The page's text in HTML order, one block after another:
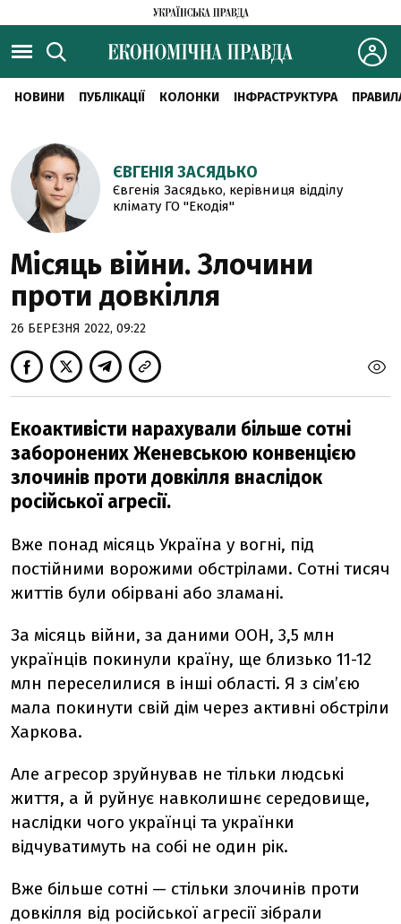
НОВИНИ ПУБЛІКАЦІЇ КОЛОНКИ ІНФРАСТРУКТУРА
ЄВГЕНІЯ ЗАСЯДЬКО
Євгенія Засядько, керівниця відділу
клімату ГО "Екодія"
Місяць війни. Злочини
проти довкілля
26 БЕРЕЗНЯ 2022, 09:22
Екоактивісти нарахували більше сотні
заборонених Женевською конвенцією
злочинів проти довкілля внаслідок
російської агресії.
Вже понад місяць Україна у вогні, під
постійними ворожими обстрілами. Сотні тисяч
життів були обірвані або зламані.
За місяць війни, за даними ООН, 3,5 млн
українців покинули країну, ще близько 11-12
млн переселилися в інші області. Я з сім’єю
мала покинути свій дім через активні обстріли
Харкова.
Але агресор зруйнував не тільки людські
життя, а й руйнує навколишнє середовище,
наслідки чого українці та українки
відчуватимуть на собі не один рік.
Вже більше сотні — стільки злочинів проти
довкілля від російської агресії зібрали